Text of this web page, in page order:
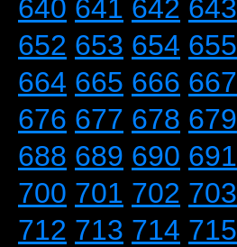
640 641 642 643
652 653 654 655
664 665 666 667
676 677 678 679
688 689 690 691
700 701 702 703
712 713 714 715